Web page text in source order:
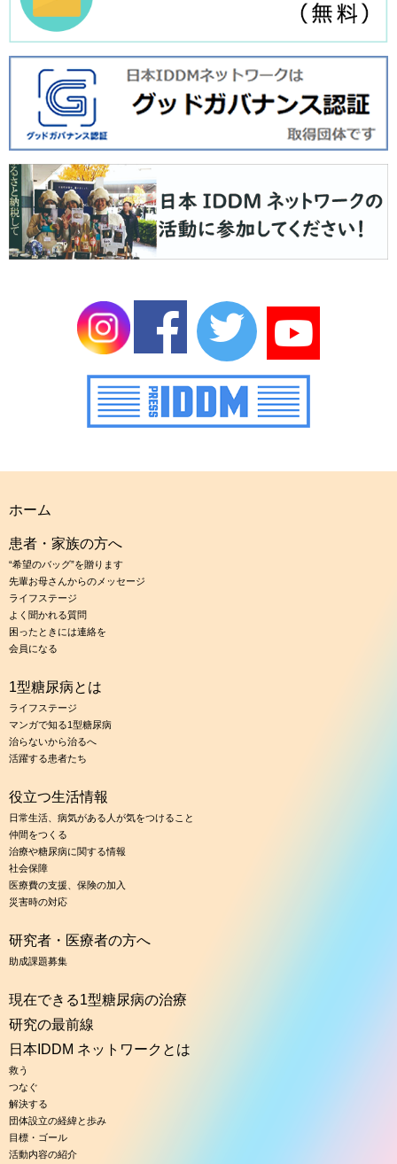
ホーム
患者・家族の方へ
“希望のバッグ”を贈ります
先輩お母さんからのメッセージ
ライフステージ
よく聞かれる質問
困ったときには連絡を
会員になる
1型糖尿病とは
ライフステージ
マンガで知る1型糖尿病
治らないから治るへ
活躍する患者たち
役立つ生活情報
日常生活、病気がある人が気をつけること
仲間をつくる
治療や糖尿病に関する情報
社会保障
医療費の支援、保険の加入
災害時の対応
研究者・医療者の方へ
助成課題募集
現在できる1型糖尿病の治療
研究の最前線
日本IDDM ネットワークとは
救う
つなぐ
解決する
団体設立の経緯と歩み
目標・ゴール
活動内容の紹介